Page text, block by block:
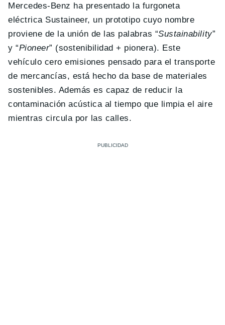
Mercedes-Benz ha presentado la furgoneta
eléctrica Sustaineer, un prototipo cuyo nombre
proviene de la unión de las palabras “Sustainability”
y “Pioneer” (sostenibilidad + pionera). Este
vehículo cero emisiones pensado para el transporte
de mercancías, está hecho da base de materiales
sostenibles. Además es capaz de reducir la
contaminación acústica al tiempo que limpia el aire
mientras circula por las calles.